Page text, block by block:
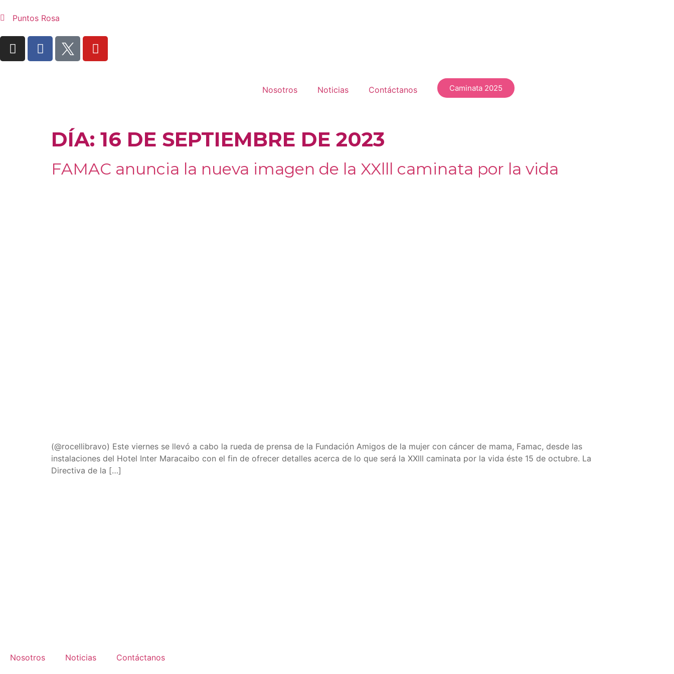
Puntos Rosa
Nosotros Noticias Contáctanos Caminata 2025
DÍA: 16 DE SEPTIEMBRE DE 2023
FAMAC anuncia la nueva imagen de la XXlll caminata por la vida
(@rocellibravo) Este viernes se llevó a cabo la rueda de prensa de la Fundación Amigos de la mujer con cáncer de mama, Famac, desde las
instalaciones del Hotel Inter Maracaibo con el fin de ofrecer detalles acerca de lo que será la XXlll caminata por la vida éste 15 de octubre. La
Directiva de la […]
Nosotros Noticias Contáctanos